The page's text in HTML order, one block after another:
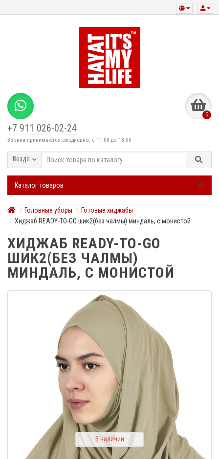
+7 911 026-02-24
Звонки принимаются ежедневно, с 11:00 до 18:00
0
Везде
Каталог товаров
Головные уборы
Готовые хиджабы
Хиджаб READY-TO-GO шик2(без чалмы) миндаль, с монистой
ХИДЖАБ READY-TO-GO
ШИК2(БЕЗ ЧАЛМЫ)
МИНДАЛЬ, С МОНИСТОЙ
В наличии